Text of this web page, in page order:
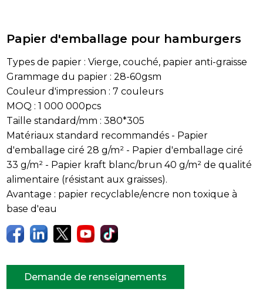
Papier d'emballage pour hamburgers
Types de papier : Vierge, couché, papier anti-graisse
Grammage du papier : 28-60gsm
Couleur d'impression : 7 couleurs
MOQ : 1 000 000pcs
Taille standard/mm : 380*305
Matériaux standard recommandés - Papier
d'emballage ciré 28 g/m² - Papier d'emballage ciré
33 g/m² - Papier kraft blanc/brun 40 g/m² de qualité
alimentaire (résistant aux graisses).
Avantage : papier recyclable/encre non toxique à
base d'eau
Demande de renseignements